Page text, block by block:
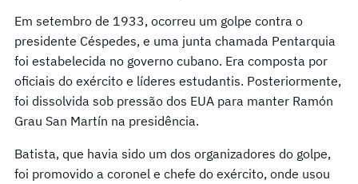
Em setembro de 1933, ocorreu um golpe contra o
presidente Céspedes, e uma junta chamada Pentarquia
foi estabelecida no governo cubano. Era composta por
oficiais do exército e líderes estudantis. Posteriormente,
foi dissolvida sob pressão dos EUA para manter Ramón
Grau San Martín na presidência.
Batista, que havia sido um dos organizadores do golpe,
foi promovido a coronel e chefe do exército, onde usou